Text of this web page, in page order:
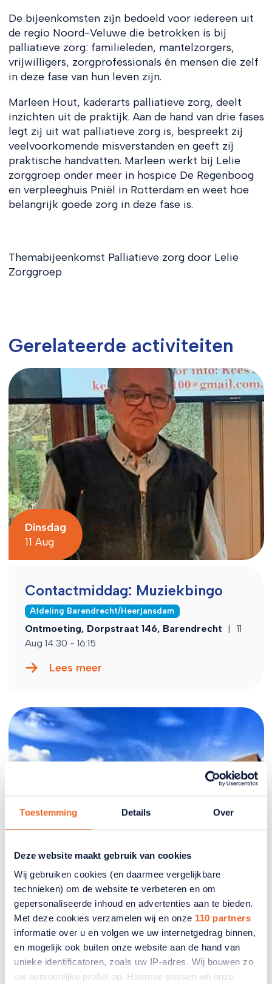
Toestemming Details Over
Deze website maakt gebruik van cookies
Wij gebruiken cookies (en daarmee vergelijkbare
technieken) om de website te verbeteren en om
gepersonaliseerde inhoud en advertenties aan te bieden.
Met deze cookies verzamelen wij en onze 110 partners
informatie over u en volgen we uw internetgedrag binnen,
en mogelijk ook buiten onze website aan de hand van
unieke identificatoren, zoals uw IP-adres. Wij bouwen zo
uw persoonlijke profiel op. Hiermee passen wij onze
De bijeenkomsten zijn bedoeld voor iedereen uit
de regio Noord-Veluwe die betrokken is bij
palliatieve zorg: familieleden, mantelzorgers,
vrijwilligers, zorgprofessionals én mensen die zelf
in deze fase van hun leven zijn.
Marleen Hout, kaderarts palliatieve zorg, deelt
inzichten uit de praktijk. Aan de hand van drie fases
legt zij uit wat palliatieve zorg is, bespreekt zij
veelvoorkomende misverstanden en geeft zij
praktische handvatten. Marleen werkt bij Lelie
zorggroep onder meer in hospice De Regenboog
en verpleeghuis Pniël in Rotterdam en weet hoe
belangrijk goede zorg in deze fase is.
Themabijeenkomst Palliatieve zorg door Lelie
Zorggroep
Gerelateerde activiteiten
Dinsdag
11 Aug
Contactmiddag: Muziekbingo
Afdeling Barendrecht/Heerjansdam
Ontmoeting, Dorpstraat 146, Barendrecht |
11
Aug 14:30 - 16:15
Lees meer
11 Aug
Uitnodiging koffie-/theemiddag
Afdeling Zuidhorn
Gebouw De Rank, Westergast 8 te Zuidhorn |